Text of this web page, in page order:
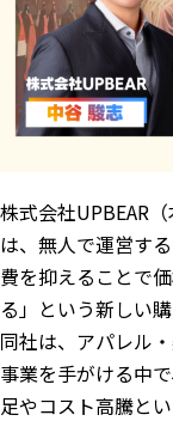
株式会社UPBEAR
は、無人で運営す
費を抑えることで
る」という新しい
同社は、アパレル
事業を手がける中
足やコスト高騰と